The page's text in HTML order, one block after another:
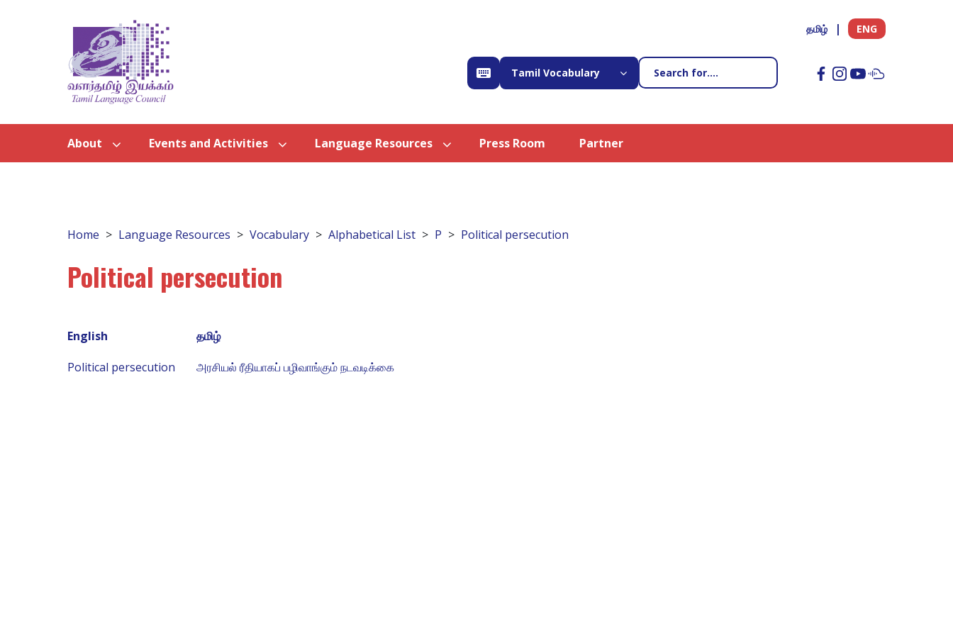
தமிழ் ENG
Tamil Vocabulary
About Events and Activities Language Resources Press Room Partner
Home Language Resources Vocabulary Alphabetical List P Political persecution
Political persecution
English
தமிழ்
Political persecution
அரசியல் ரீதியாகப் பழிவாங்கும் நடவடிக்கை